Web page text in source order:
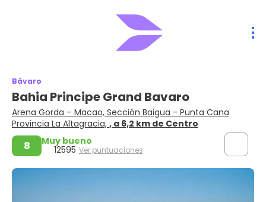
Bávaro
Bahia Principe Grand Bavaro
Arena Gorda – Macao, Sección Baigua - Punta Cana
Provincia La Altagracia, , a 6,2 km de Centro
8 Muy bueno
12595 Ver puntuaciones